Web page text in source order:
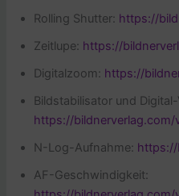
Rolling Shutter: https://
Zeitlupe: https://
Digitalzoom: https://
Bildstabilisator und Digital-
https://bildnerverlag.com/
N-Log-Aufnahme: https://
AF-Geschwindigkeit: